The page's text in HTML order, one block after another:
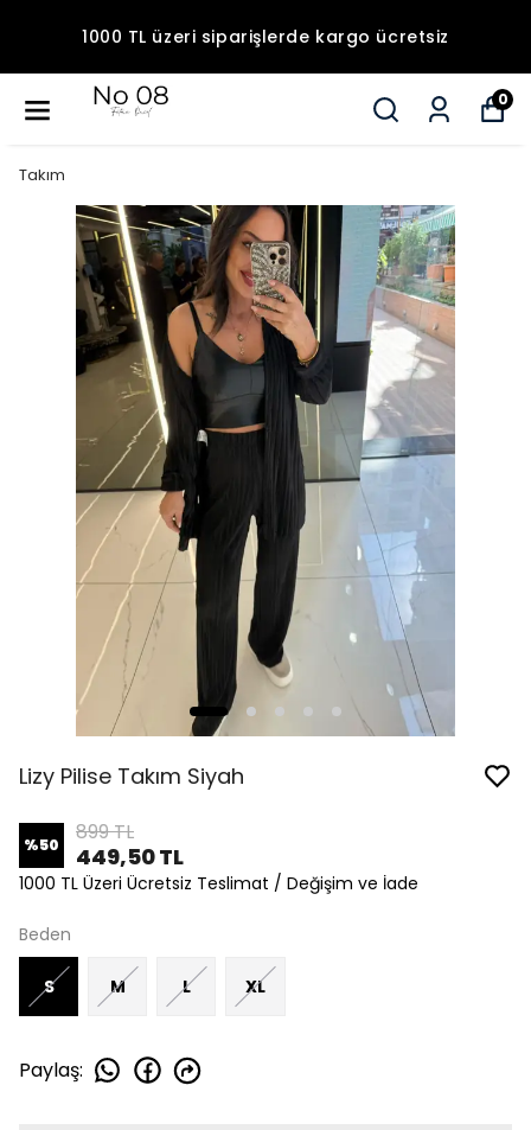
1000 TL üzeri siparişlerde kargo ücretsiz
0
Takım
Lizy Pilise Takım Siyah
%50 899 TL
449,50 TL
1000 TL Üzeri Ücretsiz Teslimat / Değişim ve İade
Beden
S M L XL
Paylaş: